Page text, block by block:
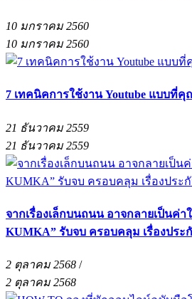
10 มกราคม 2560
10 มกราคม 2560
7 เทคนิคการใช้งาน Youtube แบบที่
21 ธันวาคม 2559
21 ธันวาคม 2559
จากเรื่องเล็กบนถนน อาจกลายเป็นค่
KUMKA” รับจบ ครอบคลุม เรื่องประ
2 ตุลาคม 2568 /
2 ตุลาคม 2568